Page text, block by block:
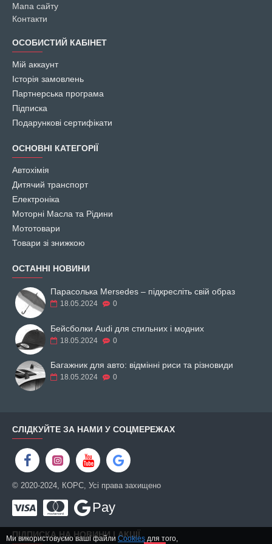
двигуна. Відправка в день замовлення Знижки та акції для нових та
постіних клієнтів ☎ Замовлення телефоном +380 660228675
Мапа сайту
Контакти
ОСОБИСТИЙ КАБІНЕТ
Мій аккаунт
Історія замовлень
Партнерська програма
Підписка
Подарункові сертифікати
ОСНОВНІ КАТЕГОРІЇ
Автохімія
Дитячий транспорт
Електроніка
Моторні Масла та Рідини
Мототовари
Товари зі знижкою
ОСТАННІ НОВИНИ
Парасолька Mersedes – підкресліть свій образ
18.05.2024 0
Бейсболки Audi для стильних і модних
18.05.2024 0
Багажник для авто: відмінні риси та різновиди
18.05.2024 0
СЛІДКУЙТЕ ЗА НАМИ У СОЦМЕРЕЖАХ
© 2020-2024, КОРС, Усі права захищено
Pay
ПІДПИСКА НА НОВИНИ І АКЦІЇ
Ми використовуємо ваші файли Cookies для того,